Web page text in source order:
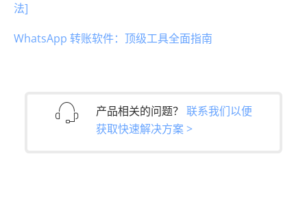
法]
WhatsApp 转账软件：顶级工具全面指南
产品相关的问题？ 联系我们以便
获取快速解决方案 >